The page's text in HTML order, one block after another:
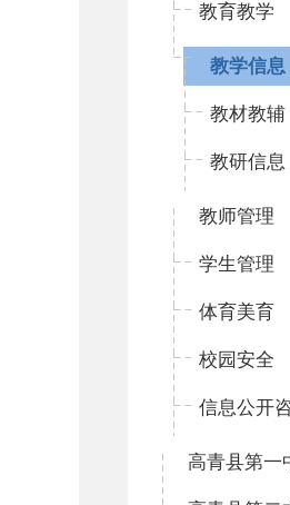
教育教学
教学信息
教材教辅
教研信息
教师管理
学生管理
体育美育
校园安全
高青县第一